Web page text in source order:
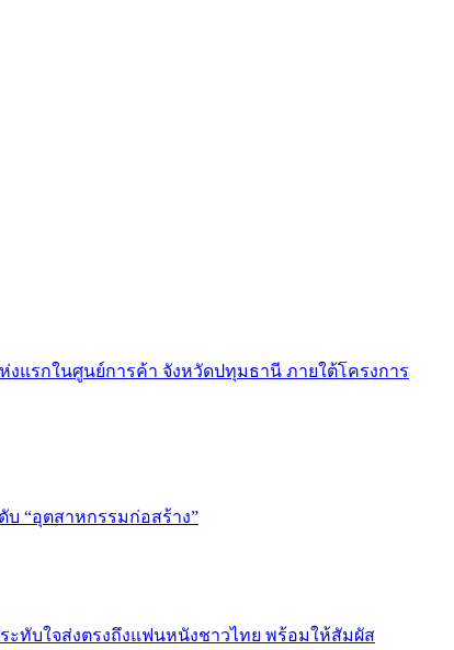
งแรกในศูนย์การค้า จังหวัดปทุมธานี ภายใต้โครงการ
บ “อุตสาหกรรมก่อสร้าง”
ะทับใจส่งตรงถึงแฟนหนังชาวไทย พร้อมให้สัมผัส